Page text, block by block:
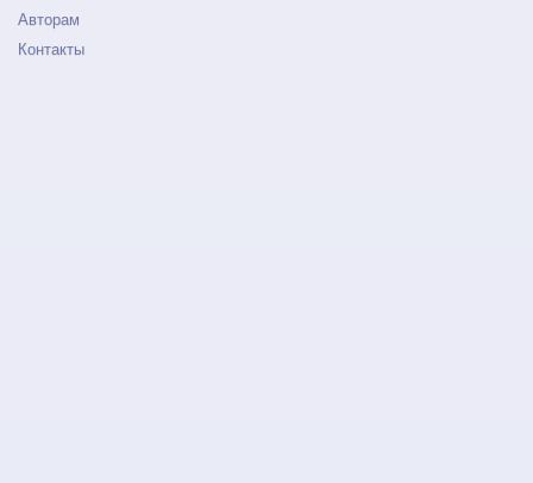
Авторам
Контакты